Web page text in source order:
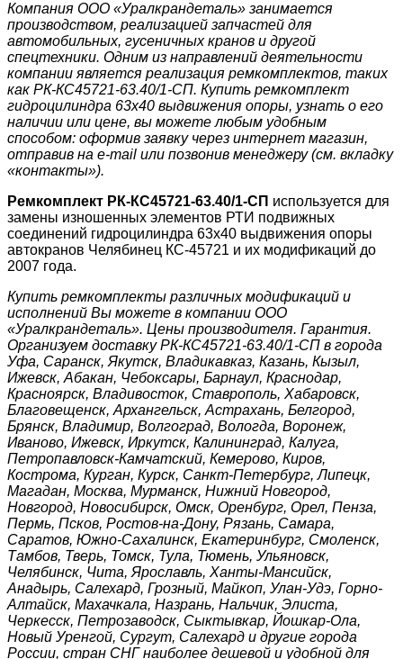
Компания ООО «Уралкрандеталь» занимается
производством, реализацией запчастей для
автомобильных, гусеничных кранов и другой
спецтехники. Одним из направлений деятельности
компании является реализация ремкомплектов, таких
как РК-КС45721-63.40/1-СП. Купить ремкомплект
гидроцилиндра 63х40 выдвижения опоры, узнать о его
наличии или цене, вы можете любым удобным
способом: оформив заявку через интернет магазин,
отправив на e-mail или позвонив менеджеру (см. вкладку
«контакты»).
Ремкомплект РК-КС45721-63.40/1-СП используется для
замены изношенных элементов РТИ подвижных
соединений гидроцилиндра 63х40 выдвижения опоры
автокранов Челябинец КС-45721 и их модификаций до
2007 года.
Купить ремкомплекты различных модификаций и
исполнений Вы можете в компании ООО
«Уралкрандеталь». Цены производителя. Гарантия.
Организуем доставку РК-КС45721-63.40/1-СП в города
Уфа, Саранск, Якутск, Владикавказ, Казань, Кызыл,
Ижевск, Абакан, Чебоксары, Барнаул, Краснодар,
Красноярск, Владивосток, Ставрополь, Хабаровск,
Благовещенск, Архангельск, Астрахань, Белгород,
Брянск, Владимир, Волгоград, Вологда, Воронеж,
Иваново, Ижевск, Иркутск, Калининград, Калуга,
Петропавловск-Камчатский, Кемерово, Киров,
Кострома, Курган, Курск, Санкт-Петербург, Липецк,
Магадан, Москва, Мурманск, Нижний Новгород,
Новгород, Новосибирск, Омск, Оренбург, Орел, Пенза,
Пермь, Псков, Ростов-на-Дону, Рязань, Самара,
Саратов, Южно-Сахалинск, Екатеринбург, Смоленск,
Тамбов, Тверь, Томск, Тула, Тюмень, Ульяновск,
Челябинск, Чита, Ярославль, Ханты-Мансийск,
Анадырь, Салехард, Грозный, Майкоп, Улан-Удэ, Горно-
Алтайск, Махачкала, Назрань, Нальчик, Элиста,
Черкесск, Петрозаводск, Сыктывкар, Йошкар-Ола,
Новый Уренгой, Сургут, Салехард и другие города
России, стран СНГ наиболее дешевой и удобной для